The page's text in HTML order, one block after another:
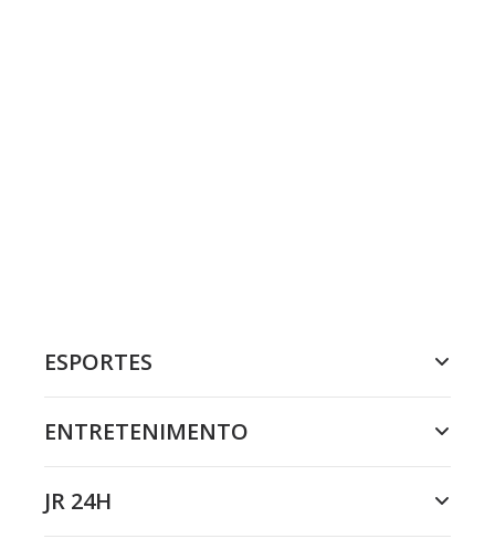
ESPORTES
ENTRETENIMENTO
JR 24H